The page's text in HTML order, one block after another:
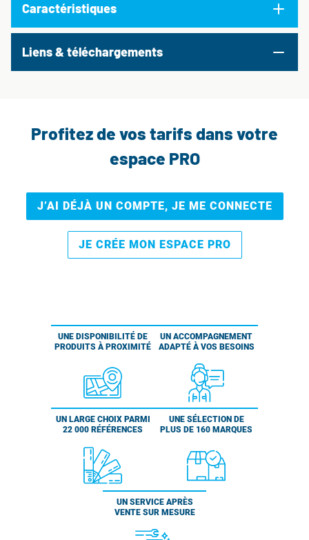
Caractéristiques
Liens & téléchargements
Profitez de vos tarifs dans votre
espace PRO
J’AI DÉJÀ UN COMPTE, JE ME CONNECTE
JE CRÉE MON ESPACE PRO
UNE DISPONIBILITÉ DE
PRODUITS À PROXIMITÉ
UN ACCOMPAGNEMENT
ADAPTÉ À VOS BESOINS
UN LARGE CHOIX PARMI
22 000 RÉFÉRENCES
UNE SÉLECTION DE
PLUS DE 160 MARQUES
UN SERVICE APRÈS
VENTE SUR MESURE